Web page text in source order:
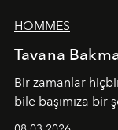
HOMMES
Tavana
Bir zamanlar
bile başımıza bir